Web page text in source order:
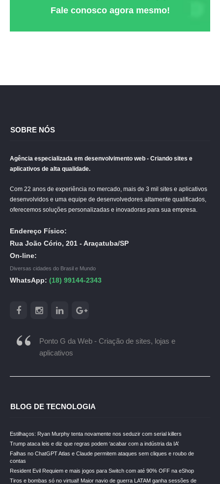
Fale conosco agora mesmo!
SOBRE NÓS
Agência especializada em desenvolvimento web - Criando sites e
aplicativos de alta qualidade.
Com 22 anos de experiência no mercado, mais de 3 mil sites e aplicativos
desenvolvidos e uma equipe de desenvolvedores altamente qualificados,
oferecemos soluções personalizadas e inovadoras para sua empresa.
Endereço Físico:
Rua João Cório, 201 - Araçatuba/SP
On-line:
Diversas cidades do Brasil e Mundo
WhatsApp: (18) 99144-2343
Ponto G da Web - Criação de sites, lojas e
aplicativos
BLOG DE TECNOLOGIA
Estilhaços: Ryan Murphy tenta novamente nos seduzir com serial killers
Trump ataca leis e diz que regras podem ‘acabar com a indústria da IA’
Falhas no ChatGPT Atlas e Claude permitem ataques sem cliques e roubo de
contas
Resident Evil Requiem e mais jogos para Switch com até 90% OFF na eShop
Tiros e bombas só no virtual! Maior navio de guerra LATAM ganha sessões de